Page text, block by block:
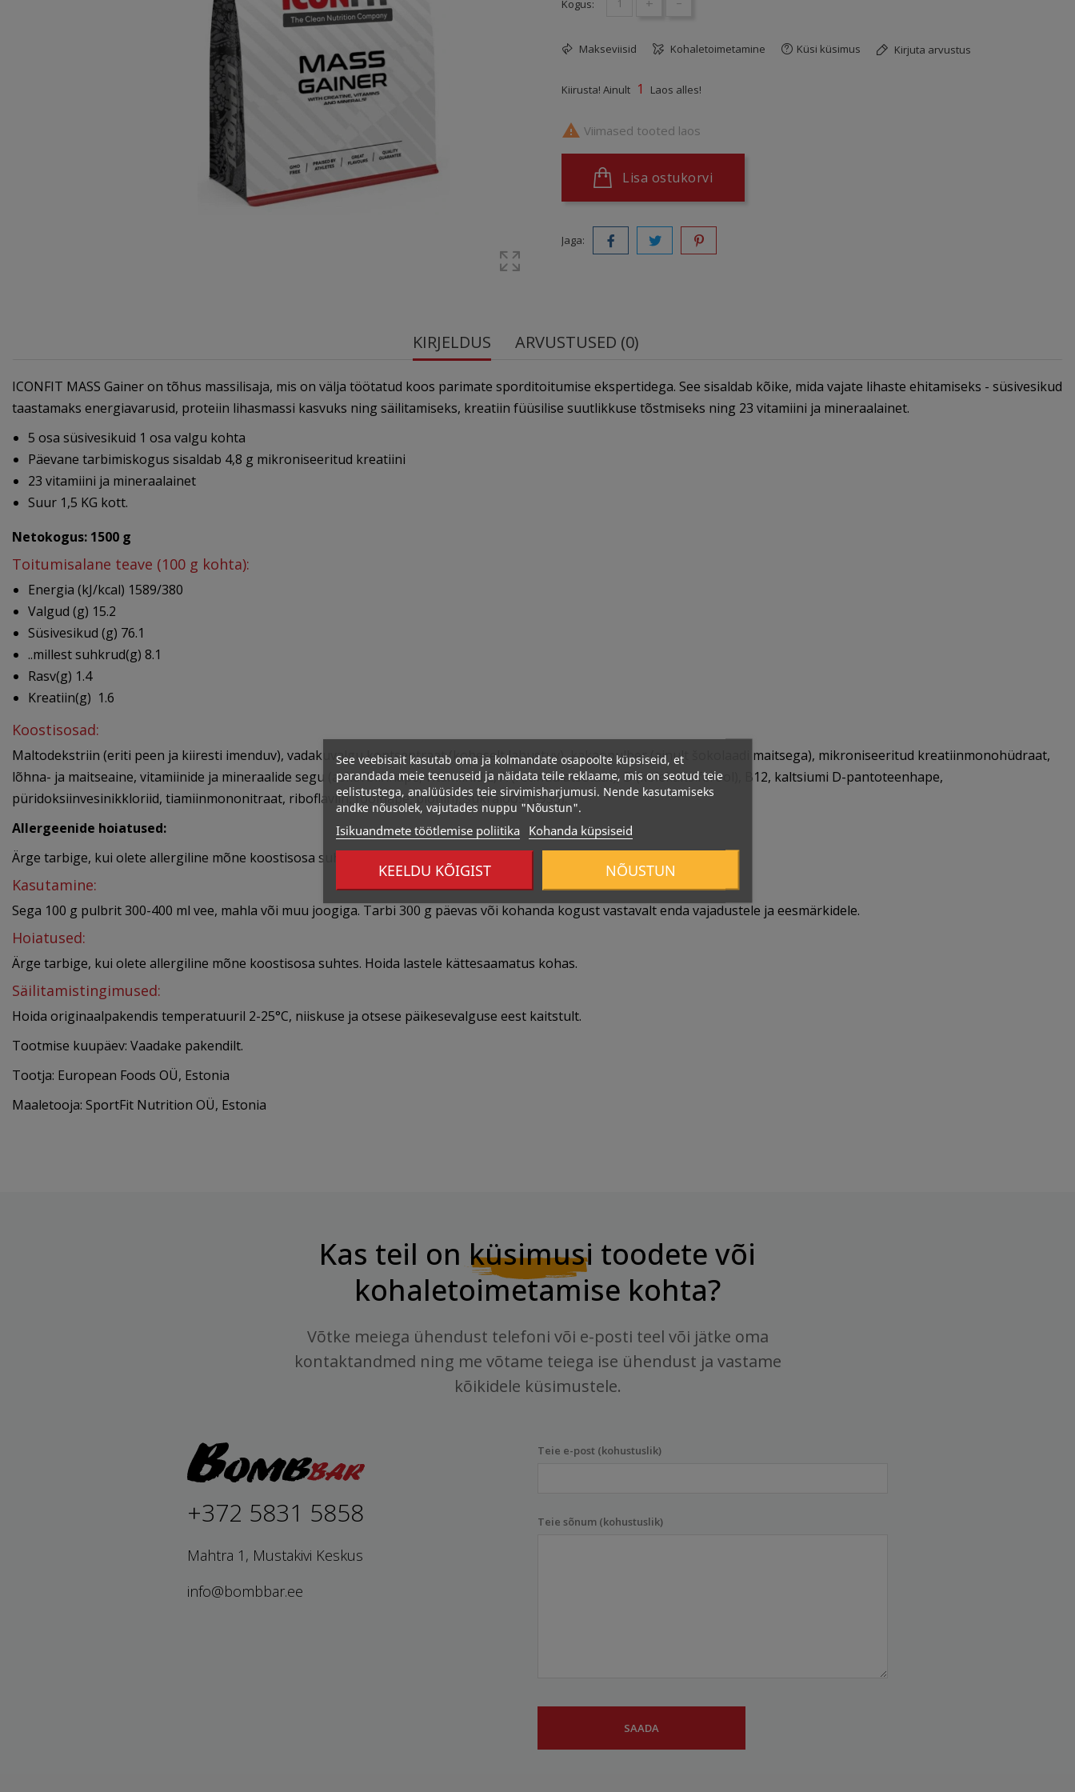
Kogus: + -
Makseviisid Kohaletoimetamine Küsi küsimus Kirjuta arvustus
Kiirusta! Ainult 1 Laos alles!
 Viimased tooted laos
Lisa ostukorvi
Jaga:
KIRJELDUS ARVUSTUSED (0)
ICONFIT MASS Gainer on tõhus massilisaja, mis on välja töötatud koos parimate sporditoitumise ekspertidega. See sisaldab kõike, mida vajate lihaste ehitamiseks - süsivesikud
taastamaks energiavarusid, proteiin lihasmassi kasvuks ning säilitamiseks, kreatiin füüsilise suutlikkuse tõstmiseks ning 23 vitamiini ja mineraalainet.
5 osa süsivesikuid 1 osa valgu kohta
Päevane tarbimiskogus sisaldab 4,8 g mikroniseeritud kreatiini
23 vitamiini ja mineraalainet
Suur 1,5 KG kott.
Netokogus: 1500 g
Toitumisalane teave (100 g kohta):
Energia (kJ/kcal) 1589/380
Valgud (g) 15.2
Süsivesikud (g) 76.1
..millest suhkrud(g) 8.1
Rasv(g) 1.4
Kreatiin(g) 1.6
Koostisosad:
Maltodekstriin (eriti peen ja kiiresti imenduv), vadakuvalgu kontsentraat (koheselt lahustuv), kakaopulber (ainult šokolaadi maitsega), mikroniseeritud kreatiinmonohüdraat,
lõhna- ja maitseaine, vitamiinide ja mineraalide segu (askorbiinhape, vitamiinid E, A (retinüülatsetaat), D (kolekaltsiferool), B12, kaltsiumi D-pantoteenhape,
püridoksiinvesinikkloriid, tiamiinmononitraat, riboflaviin, foolhape, biotiin), sukraloos (E955).
Allergeenide hoiatused:
Ärge tarbige, kui olete allergiline mõne koostisosa suhtes
Kasutamine:
Sega 100 g pulbrit 300-400 ml vee, mahla või muu joogiga. Tarbi 300 g päevas või kohanda kogust vastavalt enda vajadustele ja eesmärkidele.
Hoiatused:
Ärge tarbige, kui olete allergiline mõne koostisosa suhtes. Hoida lastele kättesaamatus kohas.
Säilitamistingimused:
Hoida originaalpakendis temperatuuril 2-25°C, niiskuse ja otsese päikesevalguse eest kaitstult.
Tootmise kuupäev: Vaadake pakendilt.
Tootja: European Foods OÜ, Estonia
Maaletooja: SportFit Nutrition OÜ, Estonia
Kas teil on küsimusi toodete või
kohaletoimetamise kohta?
Võtke meiega ühendust telefoni või e-posti teel või jätke oma
kontaktandmed ning me võtame teiega ise ühendust ja vastame
kõikidele küsimustele.
+372 5831 5858
Mahtra 1, Mustakivi Keskus
info@bombbar.ee
Teie e-post (kohustuslik)
Teie sõnum (kohustuslik)
See veebisait kasutab oma ja kolmandate osapoolte küpsiseid, et
parandada meie teenuseid ja näidata teile reklaame, mis on seotud teie
eelistustega, analüüsides teie sirvimisharjumusi. Nende kasutamiseks
andke nõusolek, vajutades nuppu "Nõustun".
Isikuandmete töötlemise poliitika Kohanda küpsiseid
KEELDU KÕIGIST NÕUSTUN